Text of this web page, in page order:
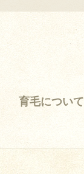
育毛について